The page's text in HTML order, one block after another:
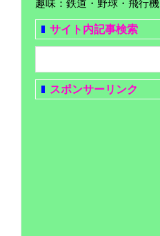
趣味：鉄道・野球・飛行機
サイト内記事検索
スポンサーリンク